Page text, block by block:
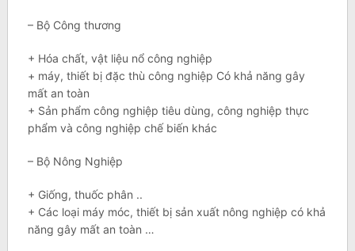
– Bộ Công thương
+ Hóa chất, vật liệu nổ công nghiệp
+ máy, thiết bị đặc thù công nghiệp Có khả năng gây
mất an toàn
+ Sản phẩm công nghiệp tiêu dùng, công nghiệp thực
phẩm và công nghiệp chế biến khác
– Bộ Nông Nghiệp
+ Giống, thuốc phân ..
+ Các loại máy móc, thiết bị sản xuất nông nghiệp có khả
năng gây mất an toàn …